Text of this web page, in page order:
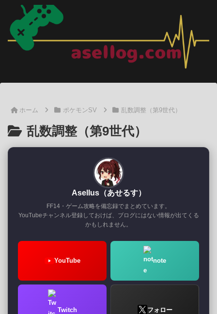
ホーム ポケモンSV 乱数調整（第9世代）
乱数調整（第9世代）
Asellus（あせるす）
FF14・ゲーム攻略を備忘録でまとめています。
YouTubeチャンネル登録しておけば、ブログにはない情報が出てくる
かもしれません。
YouTube note
Twitch フォロー